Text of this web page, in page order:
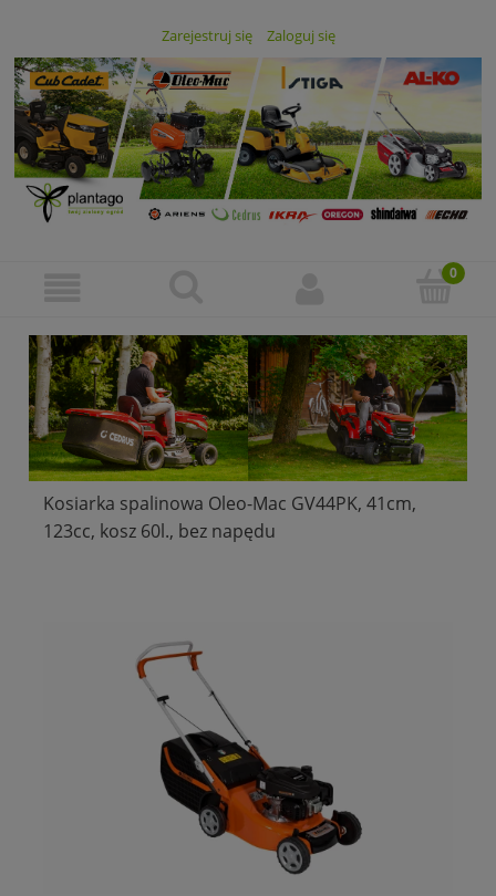
Zarejestruj się Zaloguj się
Kosiarka spalinowa Oleo-Mac GV44PK, 41cm,
123cc, kosz 60l., bez napędu